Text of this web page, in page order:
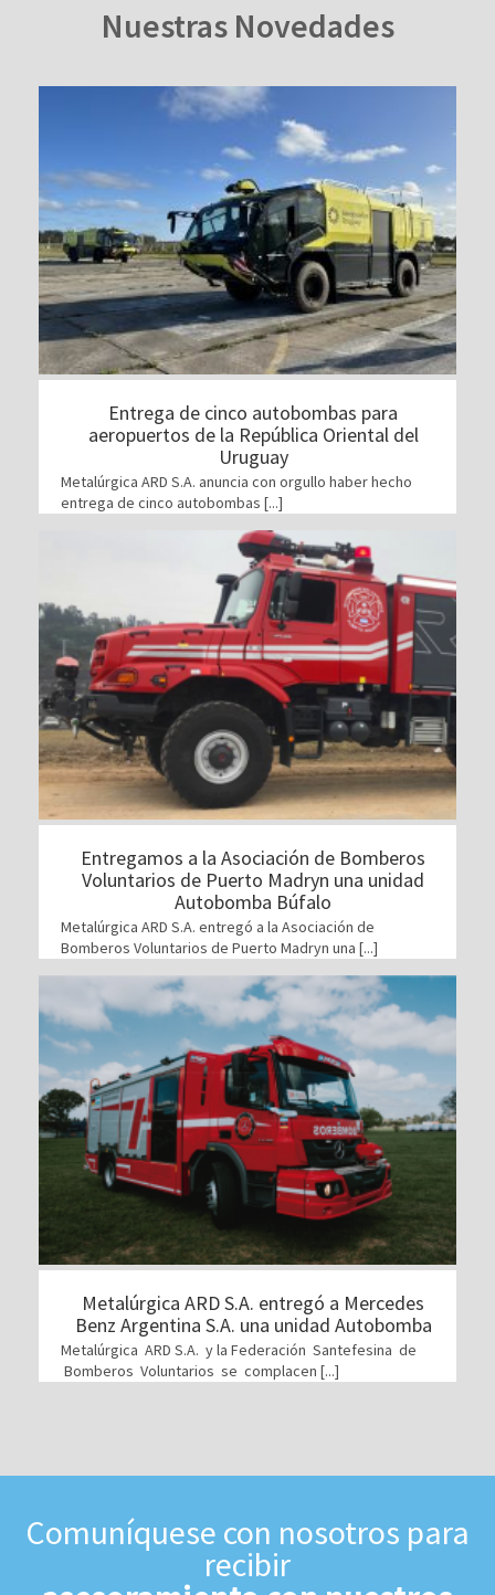
Nuestras Novedades
Entrega de cinco autobombas para
aeropuertos de la República Oriental del
Uruguay
Metalúrgica ARD S.A. anuncia con orgullo haber hecho
entrega de cinco autobombas [...]
Entregamos a la Asociación de Bomberos
Voluntarios de Puerto Madryn una unidad
Autobomba Búfalo
Metalúrgica ARD S.A. entregó a la Asociación de
Bomberos Voluntarios de Puerto Madryn una [...]
Metalúrgica ARD S.A. entregó a Mercedes
Benz Argentina S.A. una unidad Autobomba
Metalúrgica ARD S.A. y la Federación Santefesina de
Bomberos Voluntarios se complacen [...]
Comuníquese con nosotros para
recibir